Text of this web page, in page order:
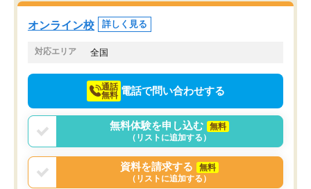
塾を受けています。狙い通り、少しず
つ成績も上がり、苦手意識も無くなっ
てきたので、さらに苦手な数学も追加
でお願いしました。来年の高校受験に
オンライン校 詳しく見る
対応エリア 全国
通話
無料 電話で問い合わせする
無料体験を申し込む
無料
（リストに追加する）
資料を請求する
無料
（リストに追加する）